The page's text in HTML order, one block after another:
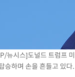
트(1.81%) 내린
'…40도 관측 가능성도
불능 3개 산불, 방화선
협상 기대속 뉴욕증시
뉴시스]도널드 트럼프
승하며 손을 흔들고 있